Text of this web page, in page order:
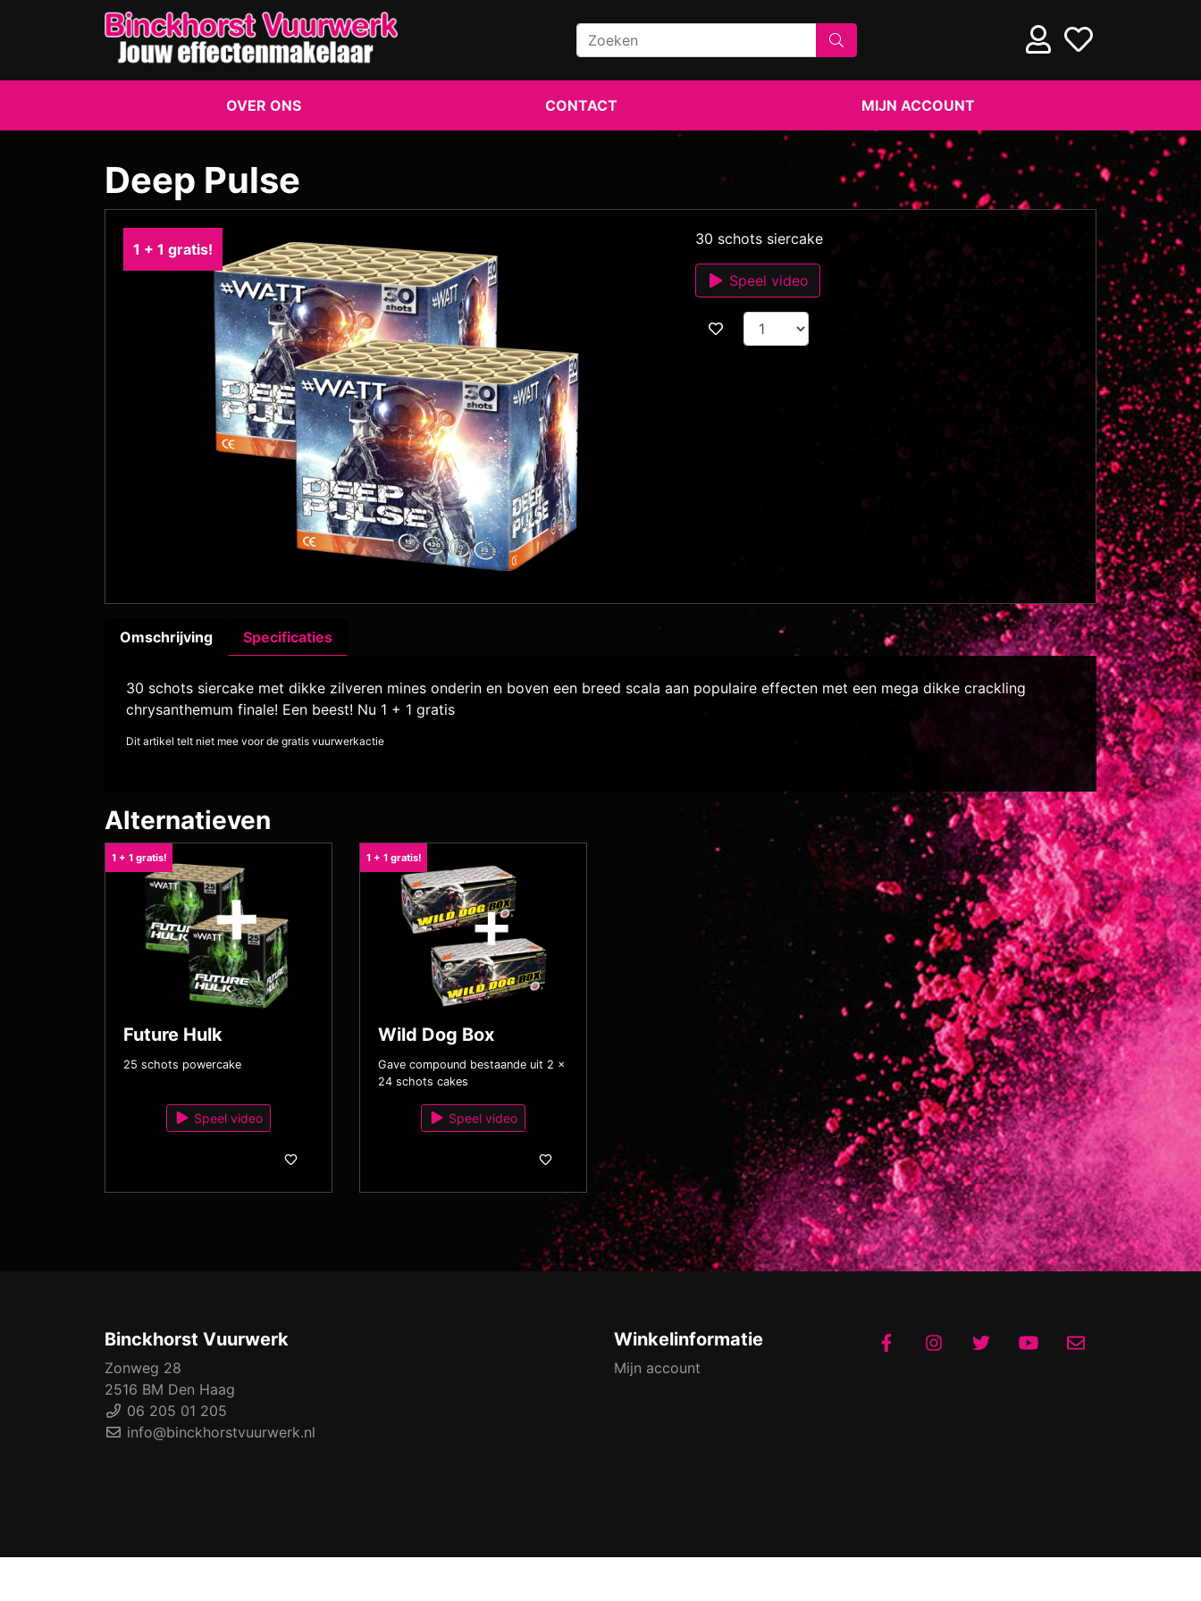
OVER ONS CONTACT MIJN ACCOUNT
Deep Pulse
1 + 1 gratis!
30 schots siercake
Speel video
Omschrijving Specificaties
30 schots siercake met dikke zilveren mines onderin en boven een breed scala aan populaire effecten met een mega dikke crackling
chrysanthemum finale! Een beest! Nu 1 + 1 gratis
Dit artikel telt niet mee voor de gratis vuurwerkactie
Alternatieven
1 + 1 gratis!
Future Hulk
25 schots powercake
Speel video
1 + 1 gratis!
Wild Dog Box
Gave compound bestaande uit 2 x
24 schots cakes
Speel video
Binckhorst Vuurwerk
Zonweg 28
2516 BM Den Haag
06 205 01 205
info@binckhorstvuurwerk.nl
Winkelinformatie
Mijn account